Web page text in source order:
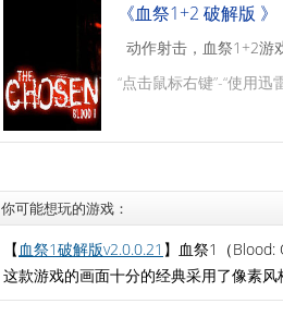
《血祭1+2 破解版 》
动作射击，血祭1+2游
“点击鼠标右键”-“使用迅
你可能想玩的游戏：
【 血祭1破解版v2.0.0.21 】血祭1（Blood:
这款游戏的画面十分的经典采用了像素